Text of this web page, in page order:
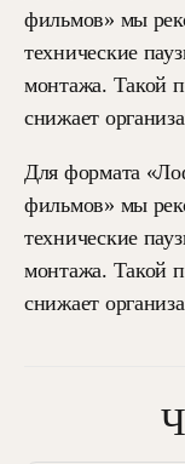
фильмов» мы
технические
монтажа. Такой
снижает
Для формата
фильмов» мы
технические
монтажа. Такой
снижает